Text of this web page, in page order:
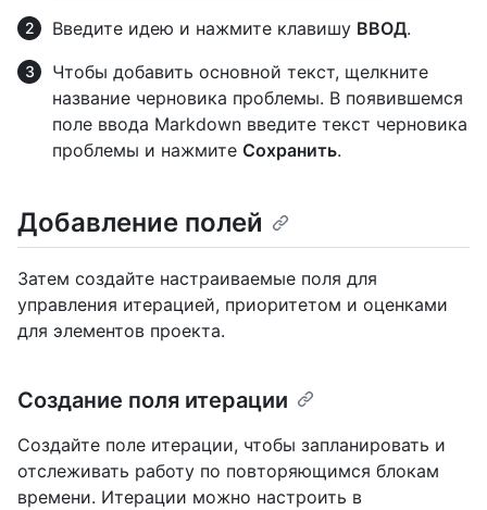
Введите идею и нажмите клавишу ВВОД.
Чтобы добавить основной текст, щелкните
название черновика проблемы. В появившемся
поле ввода Markdown введите текст черновика
проблемы и нажмите Сохранить.
Добавление полей
Затем создайте настраиваемые поля для
управления итерацией, приоритетом и оценками
для элементов проекта.
Создание поля итерации
Создайте поле итерации, чтобы запланировать и
отслеживать работу по повторяющимся блокам
времени. Итерации можно настроить в